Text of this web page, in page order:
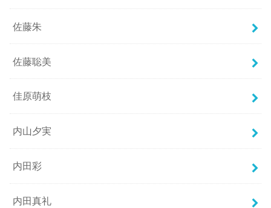
佐藤朱
佐藤聡美
佳原萌枝
内山夕実
内田彩
内田真礼